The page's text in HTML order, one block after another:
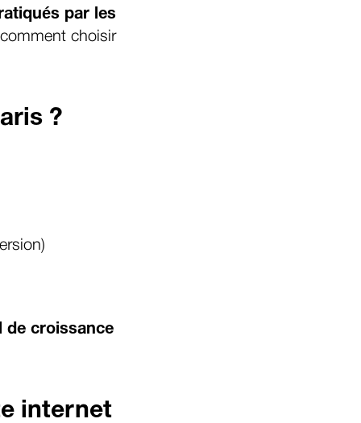
par les
choisir
?
de croissance
internet